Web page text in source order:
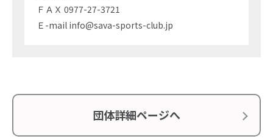
ＦＡＸ 0977-27-3721
Ｅ-mail info@sava-sports-club.jp
団体詳細ページへ